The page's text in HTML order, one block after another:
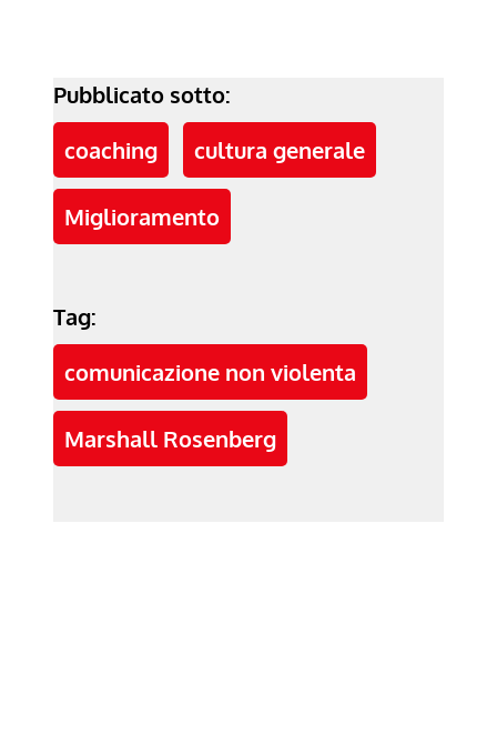
Pubblicato sotto:
coaching
cultura generale
Miglioramento
Tag:
comunicazione non violenta
Marshall Rosenberg